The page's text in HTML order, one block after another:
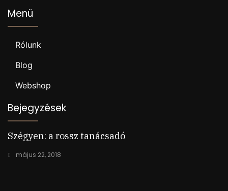
Menü
Rólunk
Blog
Webshop
Bejegyzések
Szégyen: a rossz tanácsadó
május 22, 2018